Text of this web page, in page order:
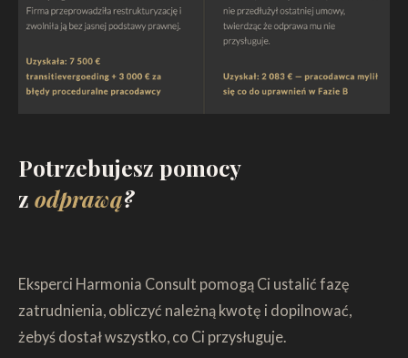
Potrzebujesz pomocy
z odprawą?
Eksperci Harmonia Consult pomogą Ci ustalić fazę
zatrudnienia, obliczyć należną kwotę i dopilnować,
żebyś dostał wszystko, co Ci przysługuje.